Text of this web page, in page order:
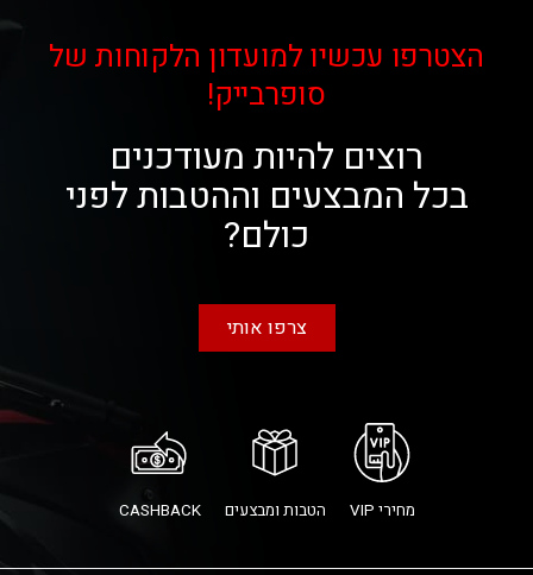
הצטרפו עכשיו למועדון הלקוחות של
סופרבייק!
רוצים להיות מעודכנים
בכל המבצעים וההטבות לפני
כולם?
צרפו אותי
מחירי VIP הטבות ומבצעים CASHBACK